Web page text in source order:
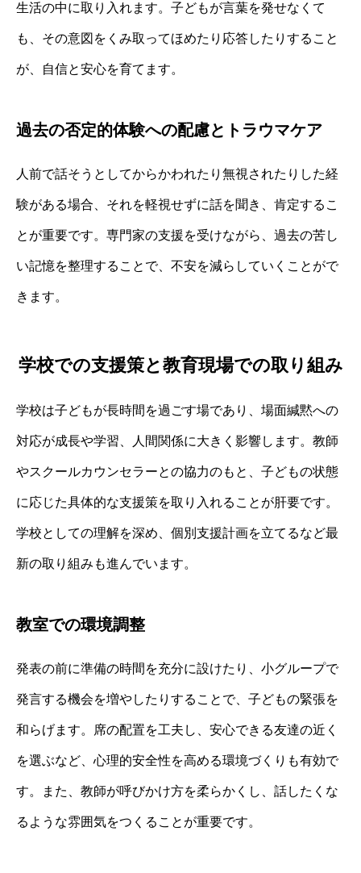
生活の中に取り入れます。子どもが言葉を発せなくて
も、その意図をくみ取ってほめたり応答したりすること
が、自信と安心を育てます。
過去の否定的体験への配慮とトラウマケア
人前で話そうとしてからかわれたり無視されたりした経
験がある場合、それを軽視せずに話を聞き、肯定するこ
とが重要です。専門家の支援を受けながら、過去の苦し
い記憶を整理することで、不安を減らしていくことがで
きます。
学校での支援策と教育現場での取り組み
学校は子どもが長時間を過ごす場であり、場面緘黙への
対応が成長や学習、人間関係に大きく影響します。教師
やスクールカウンセラーとの協力のもと、子どもの状態
に応じた具体的な支援策を取り入れることが肝要です。
学校としての理解を深め、個別支援計画を立てるなど最
新の取り組みも進んでいます。
教室での環境調整
発表の前に準備の時間を充分に設けたり、小グループで
発言する機会を増やしたりすることで、子どもの緊張を
和らげます。席の配置を工夫し、安心できる友達の近く
を選ぶなど、心理的安全性を高める環境づくりも有効で
す。また、教師が呼びかけ方を柔らかくし、話したくな
るような雰囲気をつくることが重要です。